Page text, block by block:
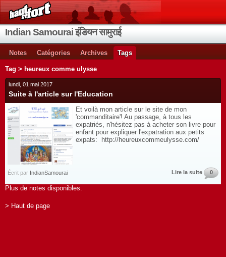
Indian Samourai इंडियन सामुराई
Notes Catégories Archives Tags
Tag > heureux comme ulysse
lundi, 01 mai 2017
Suite à l'article sur l'Education
Et voilà mon article sur le site de mon
'commanditaire'! Au passage, à tous les
expatriés, n'hésitez pas à acheter son livre pour
enfant pour expliquer l'expatration aux petits
expats: http://heureuxcommeulysse.com/
Écrit par IndianSamourai Lire la suite 0
Plus de notes disponibles.
> Haut de page